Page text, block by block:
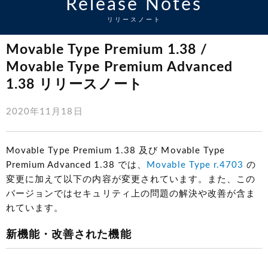
Release Notes
リリースノート
Movable Type Premium 1.38 /
Movable Type Premium Advanced
1.38 リリースノート
2020年11月18日
Movable Type Premium 1.38 及び Movable Type
Premium Advanced 1.38 では、
Movable Type r.4703 の
変更に加えて以下の内容が変更されています。また、この
バージョンではセキュリティ上の問題の解決や改善が含ま
れています。
新機能・改善された機能